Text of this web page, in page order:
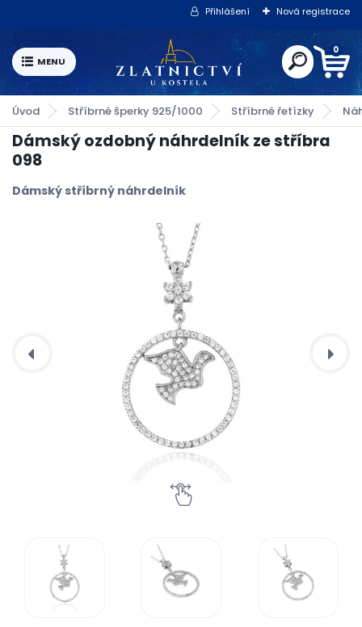
Přihlášení Nová registrace
0
Úvod Stříbrné šperky 925/1000 Stříbrné řetízky
Dámský ozdobný náhrdelník ze stříbra
098
Dámský stříbrný náhrdelník